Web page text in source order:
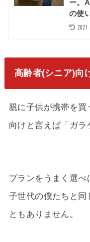
ー。
の使
高齢者(シニア)向
親に子供が携帯を
向けと言えば「ガラ
プランをうまく選べ
子世代の僕たちと同
ともありません。